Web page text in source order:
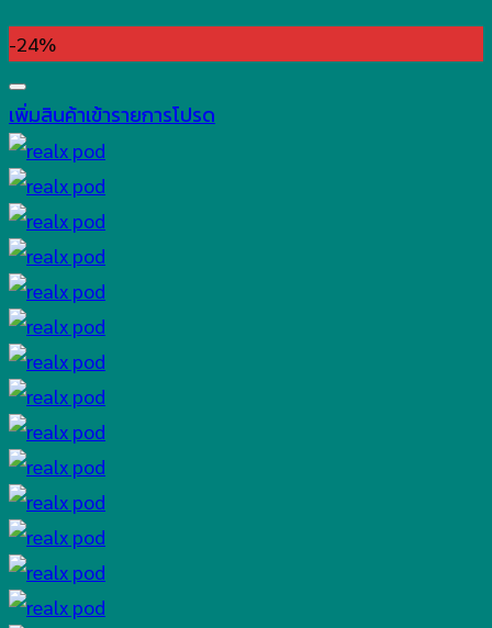
-24%
เพิ่มสินค้าเข้ารายการโปรด